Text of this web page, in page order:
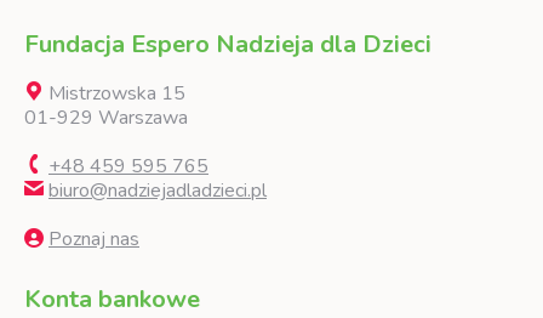
Fundacja Espero Nadzieja dla Dzieci
Mistrzowska 15
01-929 Warszawa
+48 459 595 765
biuro@nadziejadladzieci.pl
Poznaj nas
Konta bankowe